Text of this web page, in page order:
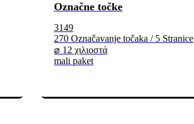
Označne točke
3149
270 Označavanje točaka / 5 Stranice
⌀ 12 χιλιοστά
mali paket